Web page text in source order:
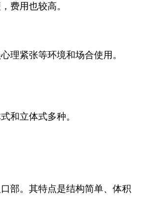
费用也较高。
理紧张等环境和场合使用。
和立体式多种。
部。其特点是结构简单、体积